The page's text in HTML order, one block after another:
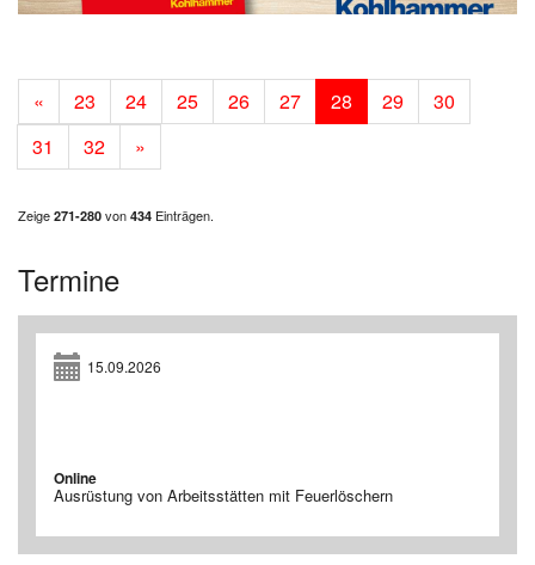
« 23 24 25 26 27 28 29
30
31
32 »
Zeige 271-280 von 434 Einträgen.
Termine
15.09.2026
Online
Ausrüstung von Arbeitsstätten mit Feuerlöschern